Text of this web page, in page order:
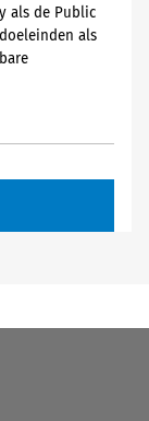
als de Public
als